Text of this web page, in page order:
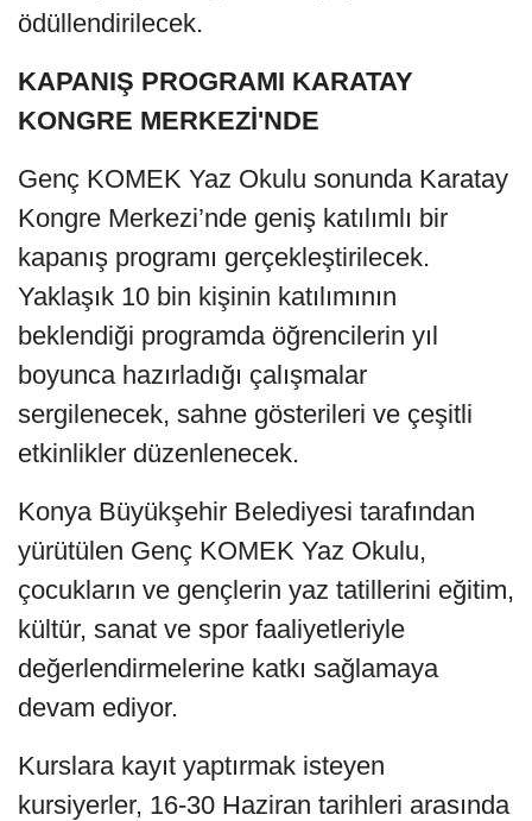
ödüllendirilecek.
KAPANIŞ PROGRAMI KARATAY
KONGRE MERKEZİ'NDE
Genç KOMEK Yaz Okulu sonunda Karatay
Kongre Merkezi’nde geniş katılımlı bir
kapanış programı gerçekleştirilecek.
Yaklaşık 10 bin kişinin katılımının
beklendiği programda öğrencilerin yıl
boyunca hazırladığı çalışmalar
sergilenecek, sahne gösterileri ve çeşitli
etkinlikler düzenlenecek.
Konya Büyükşehir Belediyesi tarafından
yürütülen Genç KOMEK Yaz Okulu,
çocukların ve gençlerin yaz tatillerini eğitim,
kültür, sanat ve spor faaliyetleriyle
değerlendirmelerine katkı sağlamaya
devam ediyor.
Kurslara kayıt yaptırmak isteyen
kursiyerler, 16-30 Haziran tarihleri arasında